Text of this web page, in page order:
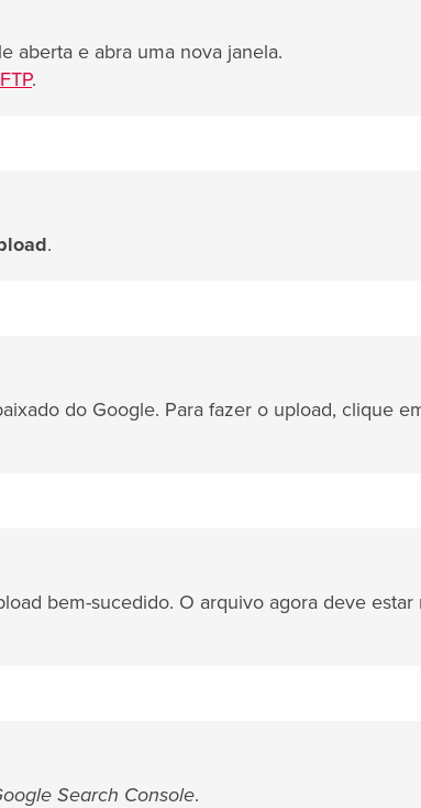
aberta e abra uma nova janela.
.
.
do Google. Para fazer o upload, clique
bem-sucedido. O arquivo agora deve estar
Search Console.